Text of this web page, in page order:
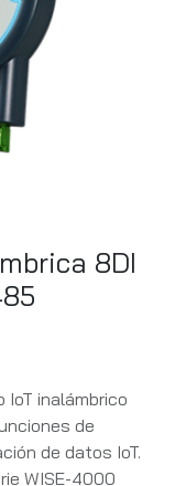
8DI
IoT inalámbrico
de
de datos IoT.
WISE-4000